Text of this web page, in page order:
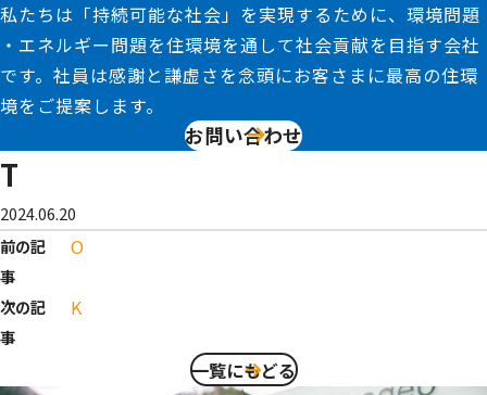
私たちは「持続可能な社会」を実現するために、環境問題
・エネルギー問題を住環境を通して社会貢献を目指す会社
です。社員は感謝と謙虚さを念頭にお客さまに最高の住環
境をご提案します。
お問い合わせ
T
2024.06.20
前の記
事
O
次の記
事
K
一覧にもどる